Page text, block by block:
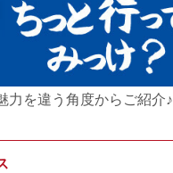
力を違う角度からご紹介♪